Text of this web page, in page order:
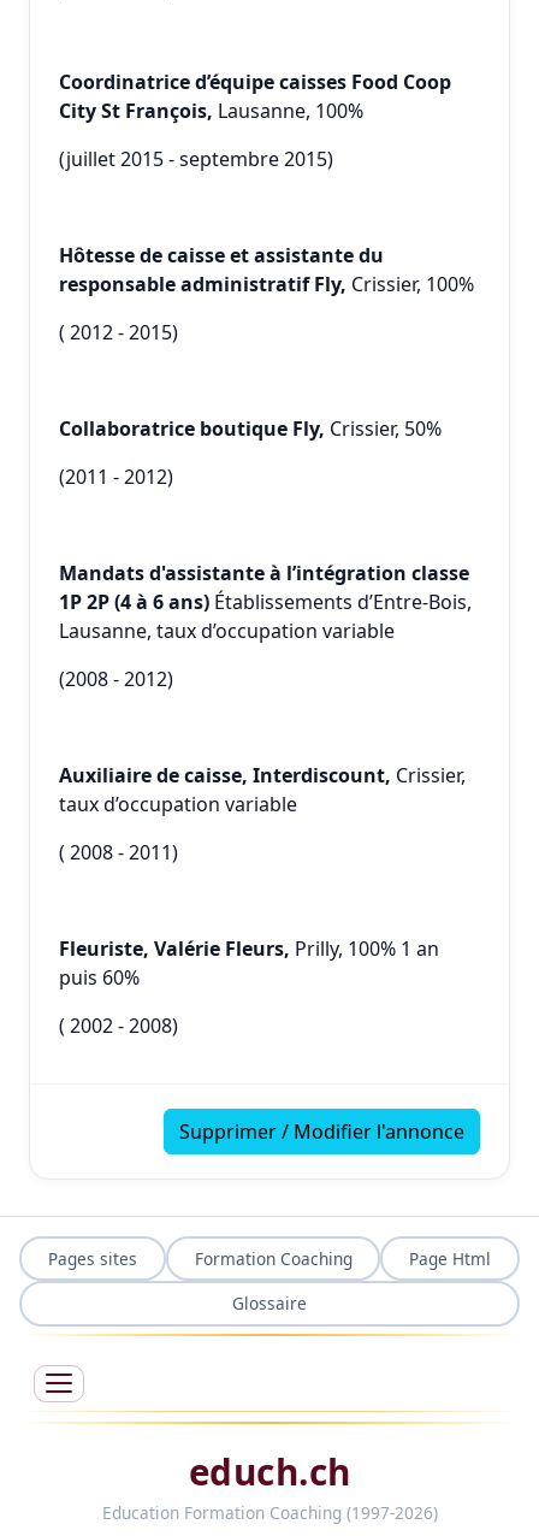
Coordinatrice d’équipe caisses Food Coop
City St François, Lausanne, 100%
(juillet 2015 - septembre 2015)
Hôtesse de caisse et assistante du
responsable administratif Fly, Crissier, 100%
( 2012 - 2015)
Collaboratrice boutique Fly, Crissier, 50%
(2011 - 2012)
Mandats d'assistante à l’intégration classe
1P 2P (4 à 6 ans) Établissements d’Entre-Bois,
Lausanne, taux d’occupation variable
(2008 - 2012)
Auxiliaire de caisse, Interdiscount, Crissier,
taux d’occupation variable
( 2008 - 2011)
Fleuriste, Valérie Fleurs, Prilly, 100% 1 an
puis 60%
( 2002 - 2008)
Supprimer / Modifier l'annonce
Pages sites Formation Coaching
Page Html
Glossaire
educh.ch
Education Formation Coaching (1997-2026)